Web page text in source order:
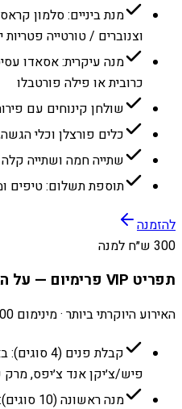
מנת ביניים: סלמון
וצנוברים / טורטייה פטריות
מנה עיקרית: אסאדו
כרובית או פילה פורטבלו
שולחן קינוחים עם
כלים פורצלן וכלי
שתייה חמה ושתייה
תוספת תשלום: טיפים
להזמנה
300 ש״ח למנה
תפריט VIP פרימיום — על האש בשרים מובחרים
האירוע היוקרתי ביותר · מינימום 100 מנות
קבלת פנים
פיש/צ׳יקן אנד צ׳יפס,
מנה